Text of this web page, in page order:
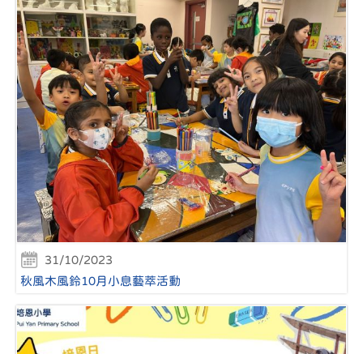
31/10/2023
秋風木風鈴10月小息藝萃活動